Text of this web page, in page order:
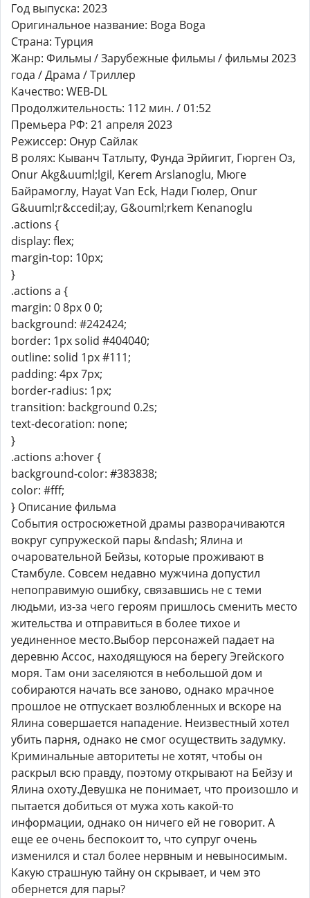
Год выпуска: 2023
Оригинальное название: Boga Boga
Страна: Турция
Жанр: Фильмы / Зарубежные фильмы / фильмы 2023
года / Драма / Триллер
Качество: WEB-DL
Продолжительность: 112 мин. / 01:52
Премьера РФ: 21 апреля 2023
Режиссер: Онур Сайлак
В ролях: Кыванч Татлыту, Фунда Эрйигит, Гюрген Оз,
Onur Akg&uuml;lgil, Kerem Arslanoglu, Мюге
Байрамоглу, Hayat Van Eck, Нади Гюлер, Onur
G&uuml;r&ccedil;ay, G&ouml;rkem Kenanoglu
.actions {
display: flex;
margin-top: 10px;
}
.actions a {
margin: 0 8px 0 0;
background: #242424;
border: 1px solid #404040;
outline: solid 1px #111;
padding: 4px 7px;
border-radius: 1px;
transition: background 0.2s;
text-decoration: none;
}
.actions a:hover {
background-color: #383838;
color: #fff;
} Описание фильма
События остросюжетной драмы разворачиваются
вокруг супружеской пары &ndash; Ялина и
очаровательной Бейзы, которые проживают в
Стамбуле. Совсем недавно мужчина допустил
непоправимую ошибку, связавшись не с теми
людьми, из-за чего героям пришлось сменить место
жительства и отправиться в более тихое и
уединенное место.Выбор персонажей падает на
деревню Ассос, находящуюся на берегу Эгейского
моря. Там они заселяются в небольшой дом и
собираются начать все заново, однако мрачное
прошлое не отпускает возлюбленных и вскоре на
Ялина совершается нападение. Неизвестный хотел
убить парня, однако не смог осуществить задумку.
Криминальные авторитеты не хотят, чтобы он
раскрыл всю правду, поэтому открывают на Бейзу и
Ялина охоту.Девушка не понимает, что произошло и
пытается добиться от мужа хоть какой-то
информации, однако он ничего ей не говорит. А
еще ее очень беспокоит то, что супруг очень
изменился и стал более нервным и невыносимым.
Какую страшную тайну он скрывает, и чем это
обернется для пары?